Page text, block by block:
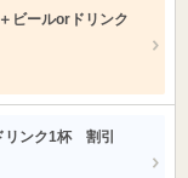
ビールorドリンク
リンク1杯 割引